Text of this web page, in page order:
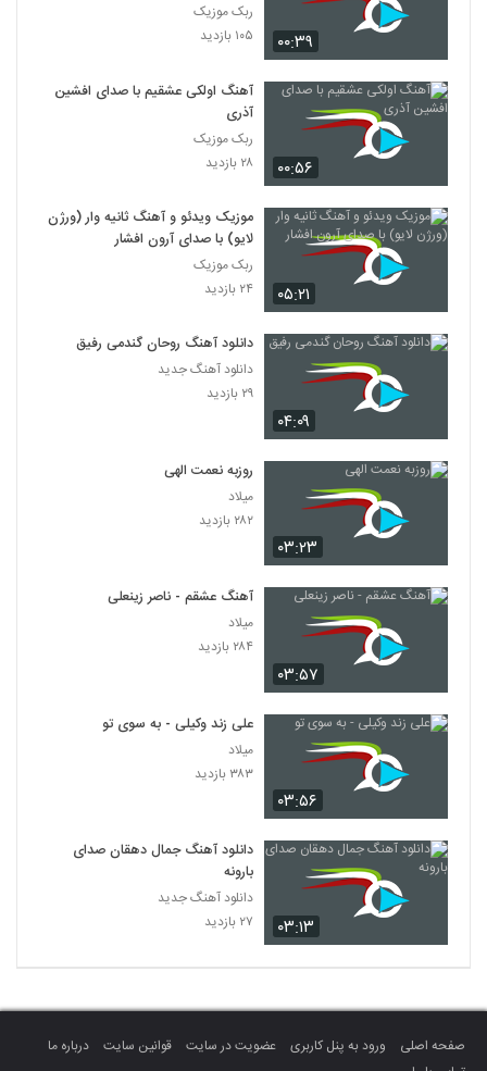
۰۰:۳۹
ربک موزیک
۱۰۵ بازدید
۰۰:۵۶
آهنگ اولکی عشقیم با صدای افشین
آذری
ربک موزیک
۲۸ بازدید
۰۵:۲۱
موزیک ویدئو و آهنگ ثانیه وار (ورژن
لایو) با صدای آرون افشار
ربک موزیک
۲۴ بازدید
۰۴:۰۹
دانلود آهنگ روحان گندمی رفیق
دانلود آهنگ جدید
۲۹ بازدید
۰۳:۲۳
روزبه نعمت الهی
میلاد
۲۸۲ بازدید
۰۳:۵۷
آهنگ عشقم - ناصر زینعلی
میلاد
۲۸۴ بازدید
۰۳:۵۶
علی زند وکیلی - به سوی تو
میلاد
۳۸۳ بازدید
۰۳:۱۳
دانلود آهنگ جمال دهقان صدای
بارونه
دانلود آهنگ جدید
۲۷ بازدید
صفحه اصلی ورود به پنل کاربری عضویت در سایت قوانین سایت
درباره ما